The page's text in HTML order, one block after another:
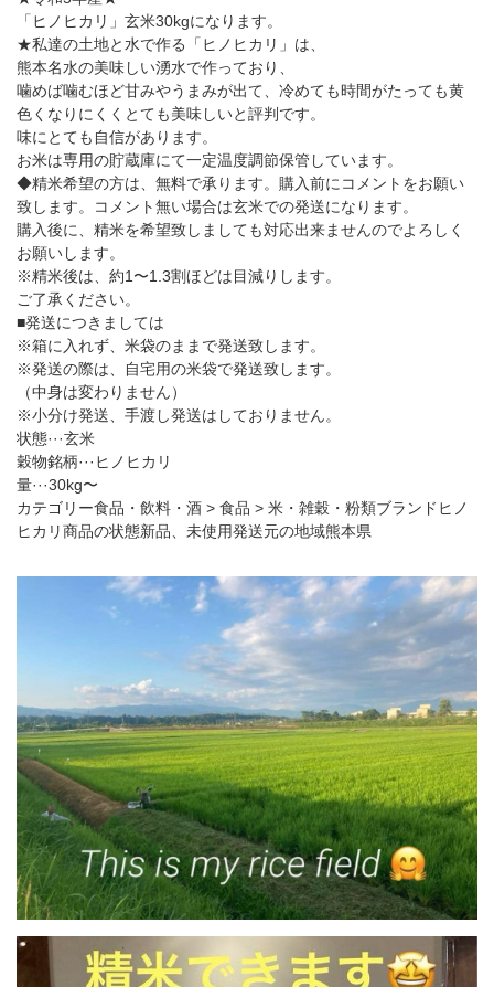
「ヒノヒカリ」玄米30kgになります。
★私達の土地と水で作る「ヒノヒカリ」は、
熊本名水の美味しい湧水で作っており、
噛めば噛むほど甘みやうまみが出て、冷めても時間がたっても黄
色くなりにくくとても美味しいと評判です。
味にとても自信があります。
お米は専用の貯蔵庫にて一定温度調節保管しています。
◆精米希望の方は、無料で承ります。購入前にコメントをお願い
致します。コメント無い場合は玄米での発送になります。
購入後に、精米を希望致しましても対応出来ませんのでよろしく
お願いします。
※精米後は、約1〜1.3割ほどは目減りします。
ご了承ください。
■発送につきましては
※箱に入れず、米袋のままで発送致します。
※発送の際は、自宅用の米袋で発送致します。
（中身は変わりません）
※小分け発送、手渡し発送はしておりません。
状態···玄米
穀物銘柄···ヒノヒカリ
量···30kg〜
カテゴリー食品・飲料・酒 > 食品 > 米・雑穀・粉類ブランドヒノ
ヒカリ商品の状態新品、未使用発送元の地域熊本県